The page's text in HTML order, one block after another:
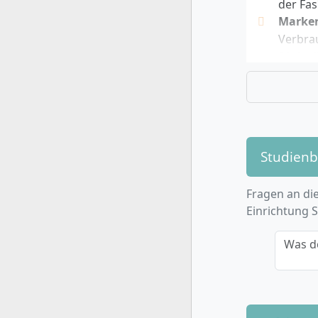
der
LVMH,
Durch die
Fragen an
Einrichtung
Was